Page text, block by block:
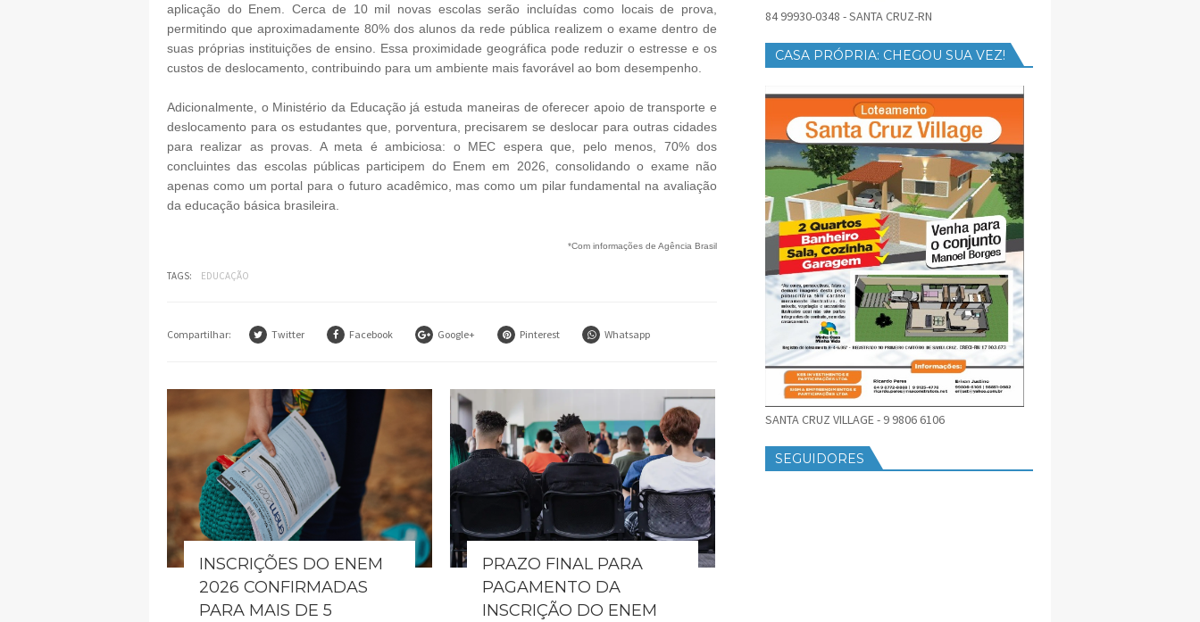
aplicação do Enem. Cerca de 10 mil novas escolas serão incluídas como locais de prova,
permitindo que aproximadamente 80% dos alunos da rede pública realizem o exame dentro de
suas próprias instituições de ensino. Essa proximidade geográfica pode reduzir o estresse e os
custos de deslocamento, contribuindo para um ambiente mais favorável ao bom desempenho.
Adicionalmente, o Ministério da Educação já estuda maneiras de oferecer apoio de transporte e
deslocamento para os estudantes que, porventura, precisarem se deslocar para outras cidades
para realizar as provas. A meta é ambiciosa: o MEC espera que, pelo menos, 70% dos
concluintes das escolas públicas participem do Enem em 2026, consolidando o exame não
apenas como um portal para o futuro acadêmico, mas como um pilar fundamental na avaliação
da educação básica brasileira.
*Com informações de Agência Brasil
TAGS: EDUCAÇÃO
Compartilhar: Twitter Facebook Google+ Pinterest Whatsapp
INSCRIÇÕES DO ENEM
2026 CONFIRMADAS
PARA MAIS DE 5
PRAZO FINAL PARA
PAGAMENTO DA
INSCRIÇÃO DO ENEM
84 99930-0348 - SANTA CRUZ-RN
CASA PRÓPRIA: CHEGOU SUA VEZ!
SANTA CRUZ VILLAGE - 9 9806 6106
SEGUIDORES